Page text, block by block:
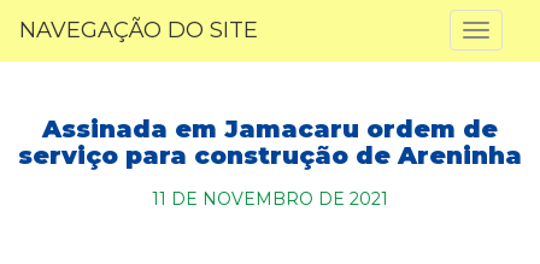
NAVEGAÇÃO DO SITE
Assinada em Jamacaru ordem de
serviço para construção de Areninha
11 DE NOVEMBRO DE 2021